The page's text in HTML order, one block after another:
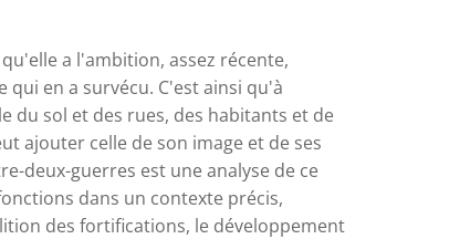
a l'ambition, assez récente,
en a survécu. C'est ainsi qu'à
du sol et des rues, des habitants et de
ajouter celle de son image et de ses
deux-guerres est une analyse de ce
dans un contexte précis,
des fortifications, le développement